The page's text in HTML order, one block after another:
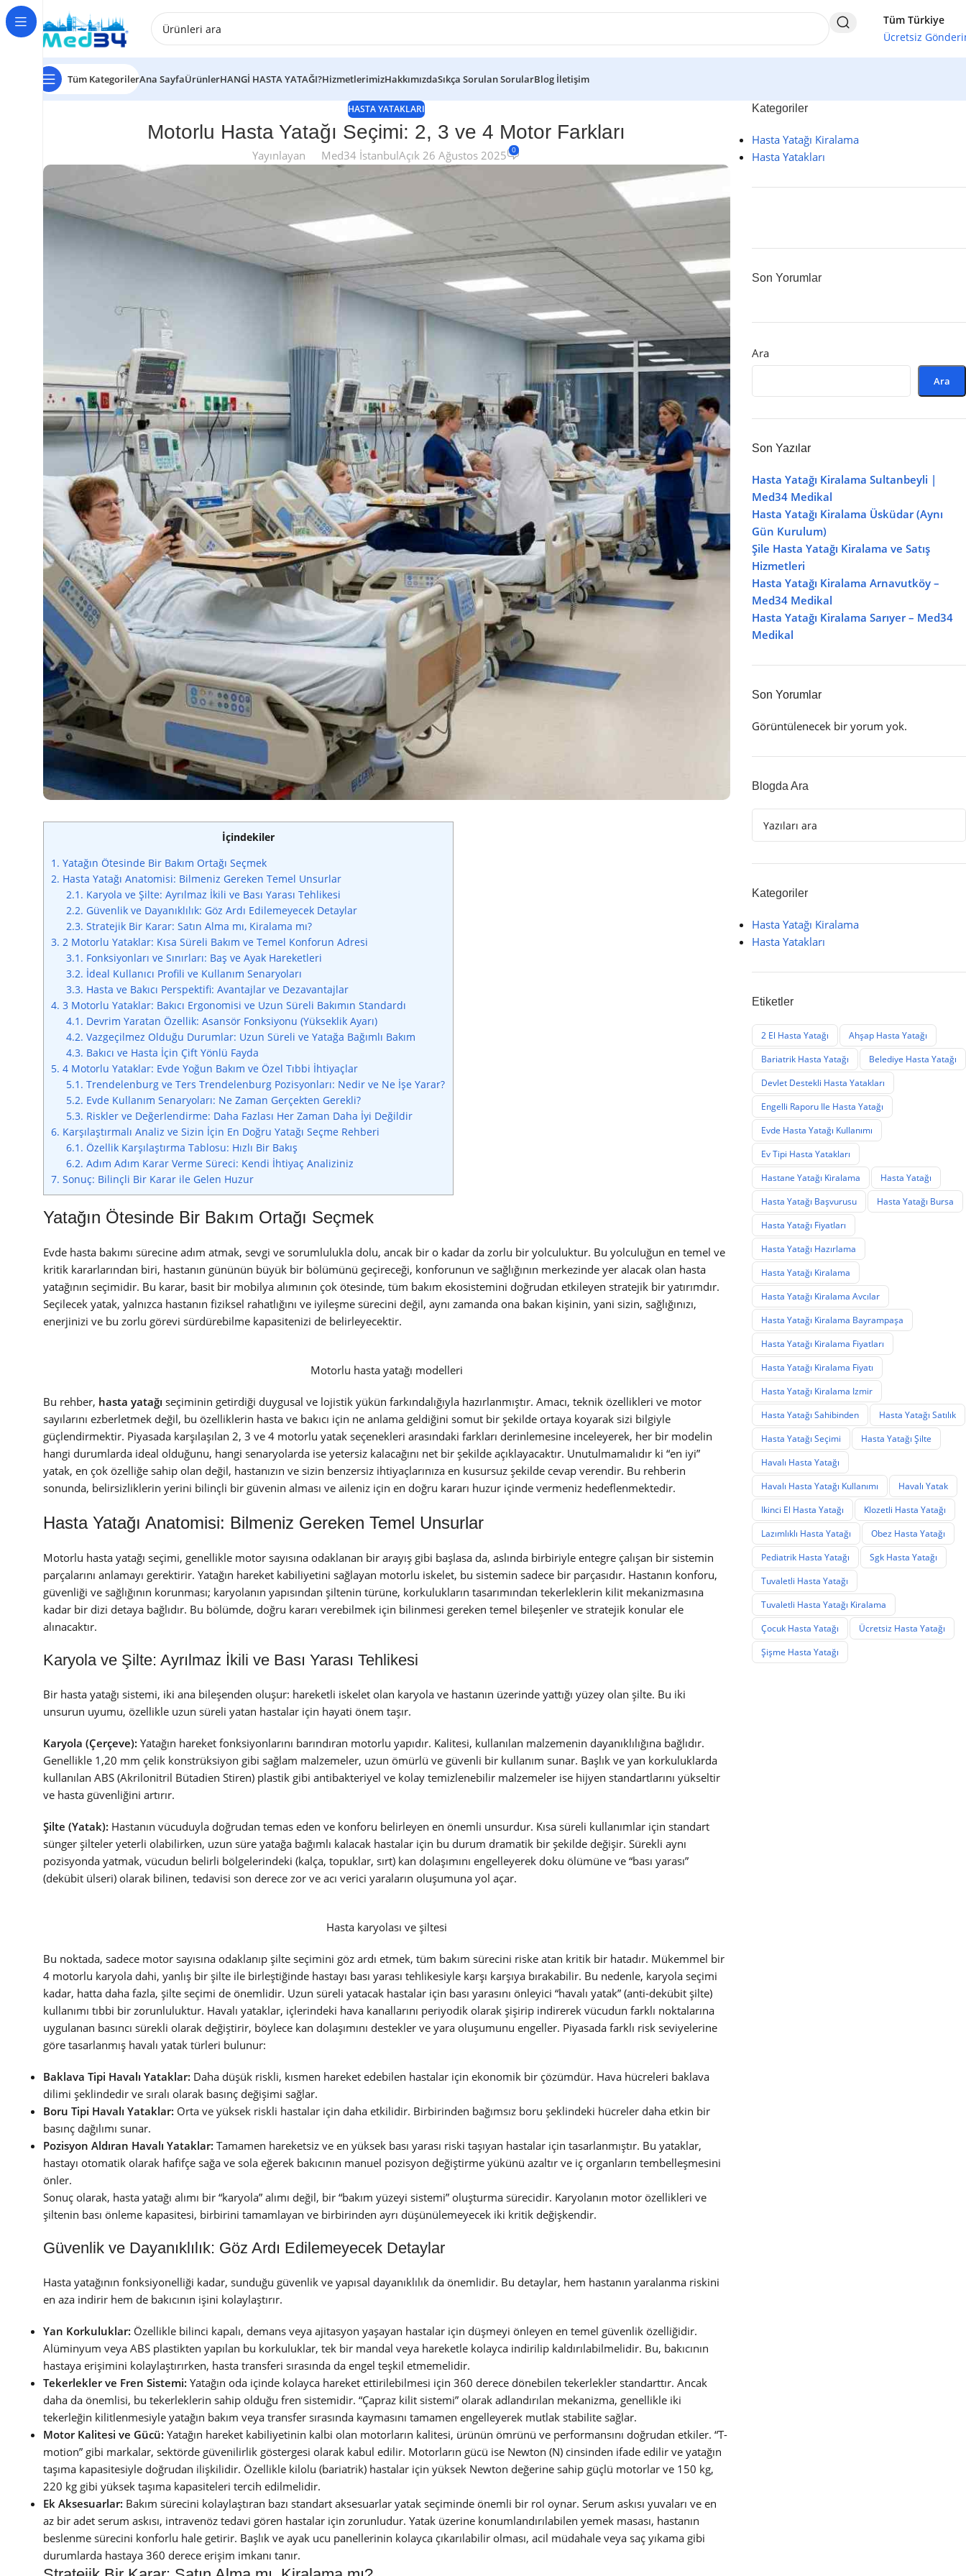
Tüm Türkiye
Ücretsiz
Tüm KategorilerAna SayfaÜrünlerHANGİ HASTA YATAĞI?HizmetlerimizHakkımızdaSıkça Sorulan SorularBlog İletişim
HASTA YATAKLARI
Motorlu Hasta Yatağı Seçimi: 2, 3 ve 4 Motor Farkları
Yayınlayan Med34 İstanbulAçık 26 Ağustos 2025 0
İçindekiler
1. Yatağın Ötesinde Bir Bakım Ortağı Seçmek
2. Hasta Yatağı Anatomisi: Bilmeniz Gereken Temel Unsurlar
2.1. Karyola ve Şilte: Ayrılmaz İkili ve Bası Yarası Tehlikesi
2.2. Güvenlik ve Dayanıklılık: Göz Ardı Edilemeyecek Detaylar
2.3. Stratejik Bir Karar: Satın Alma mı, Kiralama mı?
3. 2 Motorlu Yataklar: Kısa Süreli Bakım ve Temel Konforun Adresi
3.1. Fonksiyonları ve Sınırları: Baş ve Ayak Hareketleri
3.2. İdeal Kullanıcı Profili ve Kullanım Senaryoları
3.3. Hasta ve Bakıcı Perspektifi: Avantajlar ve Dezavantajlar
4. 3 Motorlu Yataklar: Bakıcı Ergonomisi ve Uzun Süreli Bakımın Standardı
4.1. Devrim Yaratan Özellik: Asansör Fonksiyonu (Yükseklik Ayarı)
4.2. Vazgeçilmez Olduğu Durumlar: Uzun Süreli ve Yatağa Bağımlı Bakım
4.3. Bakıcı ve Hasta İçin Çift Yönlü Fayda
5. 4 Motorlu Yataklar: Evde Yoğun Bakım ve Özel Tıbbi İhtiyaçlar
5.1. Trendelenburg ve Ters Trendelenburg Pozisyonları: Nedir ve Ne İşe Yarar?
5.2. Evde Kullanım Senaryoları: Ne Zaman Gerçekten Gerekli?
5.3. Riskler ve Değerlendirme: Daha Fazlası Her Zaman Daha İyi Değildir
6. Karşılaştırmalı Analiz ve Sizin İçin En Doğru Yatağı Seçme Rehberi
6.1. Özellik Karşılaştırma Tablosu: Hızlı Bir Bakış
6.2. Adım Adım Karar Verme Süreci: Kendi İhtiyaç Analiziniz
7. Sonuç: Bilinçli Bir Karar ile Gelen Huzur
Yatağın Ötesinde Bir Bakım Ortağı Seçmek
Evde hasta bakımı sürecine adım atmak, sevgi ve sorumlulukla dolu, ancak bir o kadar da zorlu bir yolculuktur. Bu yolculuğun en temel ve
kritik kararlarından biri, hastanın gününün büyük bir bölümünü geçireceği, konforunun ve sağlığının merkezinde yer alacak olan hasta
yatağının seçimidir. Bu karar, basit bir mobilya alımının çok ötesinde, tüm bakım ekosistemini doğrudan etkileyen stratejik bir yatırımdır.
Seçilecek yatak, yalnızca hastanın fiziksel rahatlığını ve iyileşme sürecini değil, aynı zamanda ona bakan kişinin, yani sizin, sağlığınızı,
enerjinizi ve bu zorlu görevi sürdürebilme kapasitenizi de belirleyecektir.
Motorlu hasta yatağı modelleri
Bu rehber, hasta yatağı seçiminin getirdiği duygusal ve lojistik yükün farkındalığıyla hazırlanmıştır. Amacı, teknik özellikleri ve motor
sayılarını ezberletmek değil, bu özelliklerin hasta ve bakıcı için ne anlama geldiğini somut bir şekilde ortaya koyarak sizi bilgiyle
güçlendirmektir. Piyasada karşılaşılan 2, 3 ve 4 motorlu yatak seçenekleri arasındaki farkları derinlemesine inceleyerek, her bir modelin
hangi durumlarda ideal olduğunu, hangi senaryolarda ise yetersiz kalacağını net bir şekilde açıklayacaktır. Unutulmamalıdır ki “en iyi”
yatak, en çok özelliğe sahip olan değil, hastanızın ve sizin benzersiz ihtiyaçlarınıza en kusursuz şekilde cevap verendir. Bu rehberin
sonunda, belirsizliklerin yerini bilinçli bir güvenin alması ve aileniz için en doğru kararı huzur içinde vermeniz hedeflenmektedir.
Hasta Yatağı Anatomisi: Bilmeniz Gereken Temel Unsurlar
Motorlu hasta yatağı seçimi, genellikle motor sayısına odaklanan bir arayış gibi başlasa da, aslında birbiriyle entegre çalışan bir sistemin
parçalarını anlamayı gerektirir. Yatağın hareket kabiliyetini sağlayan motorlu iskelet, bu sistemin sadece bir parçasıdır. Hastanın konforu,
güvenliği ve sağlığının korunması; karyolanın yapısından şiltenin türüne, korkulukların tasarımından tekerleklerin kilit mekanizmasına
kadar bir dizi detaya bağlıdır. Bu bölümde, doğru kararı verebilmek için bilinmesi gereken temel bileşenler ve stratejik konular ele
alınacaktır.
Karyola ve Şilte: Ayrılmaz İkili ve Bası Yarası Tehlikesi
Bir hasta yatağı sistemi, iki ana bileşenden oluşur: hareketli iskelet olan karyola ve hastanın üzerinde yattığı yüzey olan şilte. Bu iki
unsurun uyumu, özellikle uzun süreli yatan hastalar için hayati önem taşır.
Karyola (Çerçeve): Yatağın hareket fonksiyonlarını barındıran motorlu yapıdır. Kalitesi, kullanılan malzemenin dayanıklılığına bağlıdır.
Genellikle 1,20 mm çelik konstrüksiyon gibi sağlam malzemeler, uzun ömürlü ve güvenli bir kullanım sunar. Başlık ve yan korkuluklarda
kullanılan ABS (Akrilonitril Bütadien Stiren) plastik gibi antibakteriyel ve kolay temizlenebilir malzemeler ise hijyen standartlarını yükseltir
ve hasta güvenliğini artırır.
Şilte (Yatak): Hastanın vücuduyla doğrudan temas eden ve konforu belirleyen en önemli unsurdur. Kısa süreli kullanımlar için standart
sünger şilteler yeterli olabilirken, uzun süre yatağa bağımlı kalacak hastalar için bu durum dramatik bir şekilde değişir. Sürekli aynı
pozisyonda yatmak, vücudun belirli bölgelerindeki (kalça, topuklar, sırt) kan dolaşımını engelleyerek doku ölümüne ve “bası yarası”
(dekübit ülseri) olarak bilinen, tedavisi son derece zor ve acı verici yaraların oluşumuna yol açar.
Hasta karyolası ve şiltesi
Bu noktada, sadece motor sayısına odaklanıp şilte seçimini göz ardı etmek, tüm bakım sürecini riske atan kritik bir hatadır. Mükemmel bir
4 motorlu karyola dahi, yanlış bir şilte ile birleştiğinde hastayı bası yarası tehlikesiyle karşı karşıya bırakabilir. Bu nedenle, karyola seçimi
kadar, hatta daha fazla, şilte seçimi de önemlidir. Uzun süreli yatacak hastalar için bası yarasını önleyici “havalı yatak” (anti-dekübit şilte)
kullanımı tıbbi bir zorunluluktur. Havalı yataklar, içlerindeki hava kanallarını periyodik olarak şişirip indirerek vücudun farklı noktalarına
uygulanan basıncı sürekli olarak değiştirir, böylece kan dolaşımını destekler ve yara oluşumunu engeller. Piyasada farklı risk seviyelerine
göre tasarlanmış havalı yatak türleri bulunur:
Baklava Tipi Havalı Yataklar: Daha düşük riskli, kısmen hareket edebilen hastalar için ekonomik bir çözümdür. Hava hücreleri baklava
dilimi şeklindedir ve sıralı olarak basınç değişimi sağlar.
Boru Tipi Havalı Yataklar: Orta ve yüksek riskli hastalar için daha etkilidir. Birbirinden bağımsız boru şeklindeki hücreler daha etkin bir
basınç dağılımı sunar.
Pozisyon Aldıran Havalı Yataklar: Tamamen hareketsiz ve en yüksek bası yarası riski taşıyan hastalar için tasarlanmıştır. Bu yataklar,
hastayı otomatik olarak hafifçe sağa ve sola eğerek bakıcının manuel pozisyon değiştirme yükünü azaltır ve iç organların tembelleşmesini
önler.
Sonuç olarak, hasta yatağı alımı bir “karyola” alımı değil, bir “bakım yüzeyi sistemi” oluşturma sürecidir. Karyolanın motor özellikleri ve
şiltenin bası önleme kapasitesi, birbirini tamamlayan ve birbirinden ayrı düşünülemeyecek iki kritik değişkendir.
Güvenlik ve Dayanıklılık: Göz Ardı Edilemeyecek Detaylar
Hasta yatağının fonksiyonelliği kadar, sunduğu güvenlik ve yapısal dayanıklılık da önemlidir. Bu detaylar, hem hastanın yaralanma riskini
en aza indirir hem de bakıcının işini kolaylaştırır.
Yan Korkuluklar: Özellikle bilinci kapalı, demans veya ajitasyon yaşayan hastalar için düşmeyi önleyen en temel güvenlik özelliğidir.
Alüminyum veya ABS plastikten yapılan bu korkuluklar, tek bir mandal veya hareketle kolayca indirilip kaldırılabilmelidir. Bu, bakıcının
hastaya erişimini kolaylaştırırken, hasta transferi sırasında da engel teşkil etmemelidir.
Tekerlekler ve Fren Sistemi: Yatağın oda içinde kolayca hareket ettirilebilmesi için 360 derece dönebilen tekerlekler standarttır. Ancak
daha da önemlisi, bu tekerleklerin sahip olduğu fren sistemidir. “Çapraz kilit sistemi” olarak adlandırılan mekanizma, genellikle iki
tekerleğin kilitlenmesiyle yatağın bakım veya transfer sırasında kaymasını tamamen engelleyerek mutlak stabilite sağlar.
Motor Kalitesi ve Gücü: Yatağın hareket kabiliyetinin kalbi olan motorların kalitesi, ürünün ömrünü ve performansını doğrudan etkiler. “T-
motion” gibi markalar, sektörde güvenilirlik göstergesi olarak kabul edilir. Motorların gücü ise Newton (N) cinsinden ifade edilir ve yatağın
taşıma kapasitesiyle doğrudan ilişkilidir. Özellikle kilolu (bariatrik) hastalar için yüksek Newton değerine sahip güçlü motorlar ve 150 kg,
220 kg gibi yüksek taşıma kapasiteleri tercih edilmelidir.
Ek Aksesuarlar: Bakım sürecini kolaylaştıran bazı standart aksesuarlar yatak seçiminde önemli bir rol oynar. Serum askısı yuvaları ve en
az bir adet serum askısı, intravenöz tedavi gören hastalar için zorunludur. Yatak üzerine konumlandırılabilen yemek masası, hastanın
beslenme sürecini konforlu hale getirir. Başlık ve ayak ucu panellerinin kolayca çıkarılabilir olması, acil müdahale veya saç yıkama gibi
durumlarda hastaya 360 derece erişim imkanı tanır.
Kategoriler
Hasta Yatağı Kiralama
Hasta Yatakları
İstanbul'un Medikal Ürün
Mağaza
Son Yorumlar
Ara
Ara
Son Yazılar
Hasta Yatağı Kiralama Sultanbeyli |
Med34 Medikal
Hasta Yatağı Kiralama Üsküdar (Aynı
Gün Kurulum)
Şile Hasta Yatağı Kiralama ve Satış
Hizmetleri
Hasta Yatağı Kiralama Arnavutköy –
Med34 Medikal
Hasta Yatağı Kiralama Sarıyer – Med34
Medikal
Son Yorumlar
Görüntülenecek bir yorum yok.
Blogda Ara
Kategoriler
Hasta Yatağı Kiralama
Hasta Yatakları
Etiketler
2 El Hasta Yatağı
Ahşap Hasta Yatağı
Bariatrik Hasta Yatağı
Belediye Hasta Yatağı
Devlet Destekli Hasta Yatakları
Engelli Raporu Ile Hasta Yatağı
Evde Hasta Yatağı Kullanımı
Ev Tipi Hasta Yatakları
Hastane Yatağı Kiralama
Hasta Yatağı
Hasta Yatağı Başvurusu
Hasta Yatağı Bursa
Hasta Yatağı Fiyatları
Hasta Yatağı Hazırlama
Hasta Yatağı Kiralama
Hasta Yatağı Kiralama Avcılar
Hasta Yatağı Kiralama Bayrampaşa
Hasta Yatağı Kiralama Fiyatları
Hasta Yatağı Kiralama Fiyatı
Hasta Yatağı Kiralama Izmir
Hasta Yatağı Sahibinden
Hasta Yatağı Satılık
Hasta Yatağı Seçimi
Hasta Yatağı Şilte
Havalı Hasta Yatağı
Havalı Hasta Yatağı Kullanımı
Havalı Yatak
Ikinci El Hasta Yatağı
Klozetli Hasta Yatağı
Lazımlıklı Hasta Yatağı
Obez Hasta Yatağı
Pediatrik Hasta Yatağı
Sgk Hasta Yatağı
Tuvaletli Hasta Yatağı
Tuvaletli Hasta Yatağı Kiralama
Çocuk Hasta Yatağı
Ücretsiz Hasta Yatağı
Şişme Hasta Yatağı